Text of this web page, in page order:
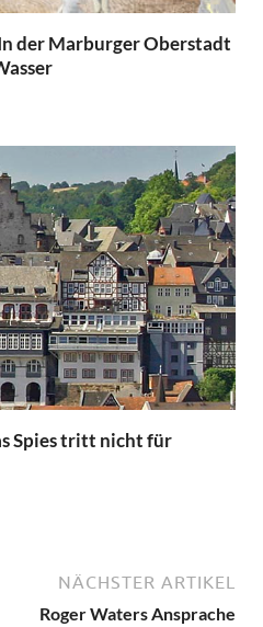
der Marburger Oberstadt
Spies tritt nicht für
NÄCHSTER ARTIKEL
Roger Waters Ansprache